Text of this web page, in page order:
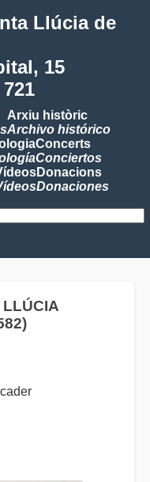
Llúcia de
15
Arxiu històric
Archivo histórico
Concerts
Conciertos
Donacions
Donaciones
LLÚCIA